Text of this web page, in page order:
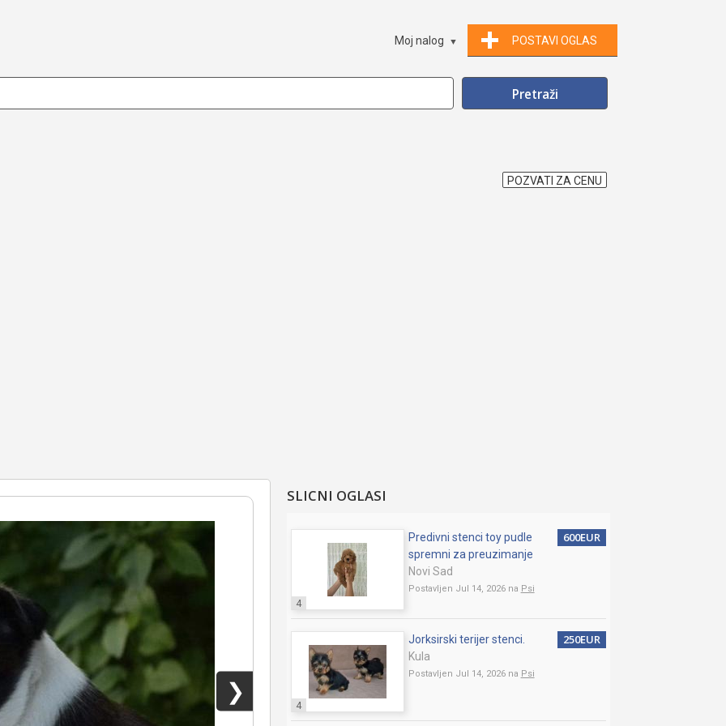
POSTAVI OGLAS
Moj nalog
POZVATI ZA CENU
❯
SLICNI OGLASI
4
Predivni stenci toy pudle
spremni za preuzimanje
Novi Sad
Postavljen Jul 14, 2026 na Psi
600EUR
4
Jorksirski terijer stenci.
Kula
Postavljen Jul 14, 2026 na Psi
250EUR